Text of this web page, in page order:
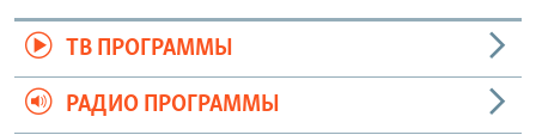
ТВ ПРОГРАММЫ
РАДИО ПРОГРАММЫ